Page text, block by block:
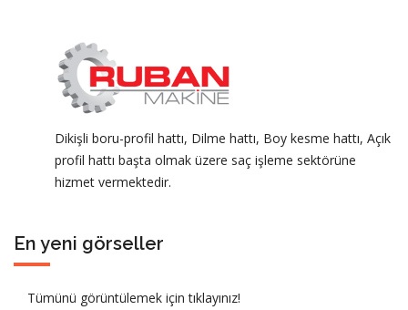
Dikişli boru-profil hattı, Dilme hattı, Boy kesme hattı, Açık
profil hattı başta olmak üzere saç işleme sektörüne
hizmet vermektedir.
En yeni görseller
Tümünü görüntülemek için tıklayınız!